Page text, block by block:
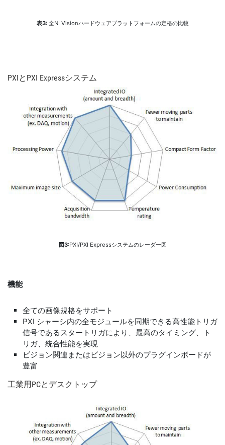
表3: 全NI Visionハードウェアプラットフォームの定格の比較
PXIと PXI Expressシステム
図3:PXI/PXI Expressシステムのレーダー図
機能
全ての画像規格をサポート
PXI シャーシ内の全モジュールを同期できる高性能トリガ
信号であるスタートリガにより、最高のタイミング、ト
リガ、統合性能を実現
ビジョン関連またはビジョン以外のプラグインボードが
豊富
工業用PCと デスク トップ